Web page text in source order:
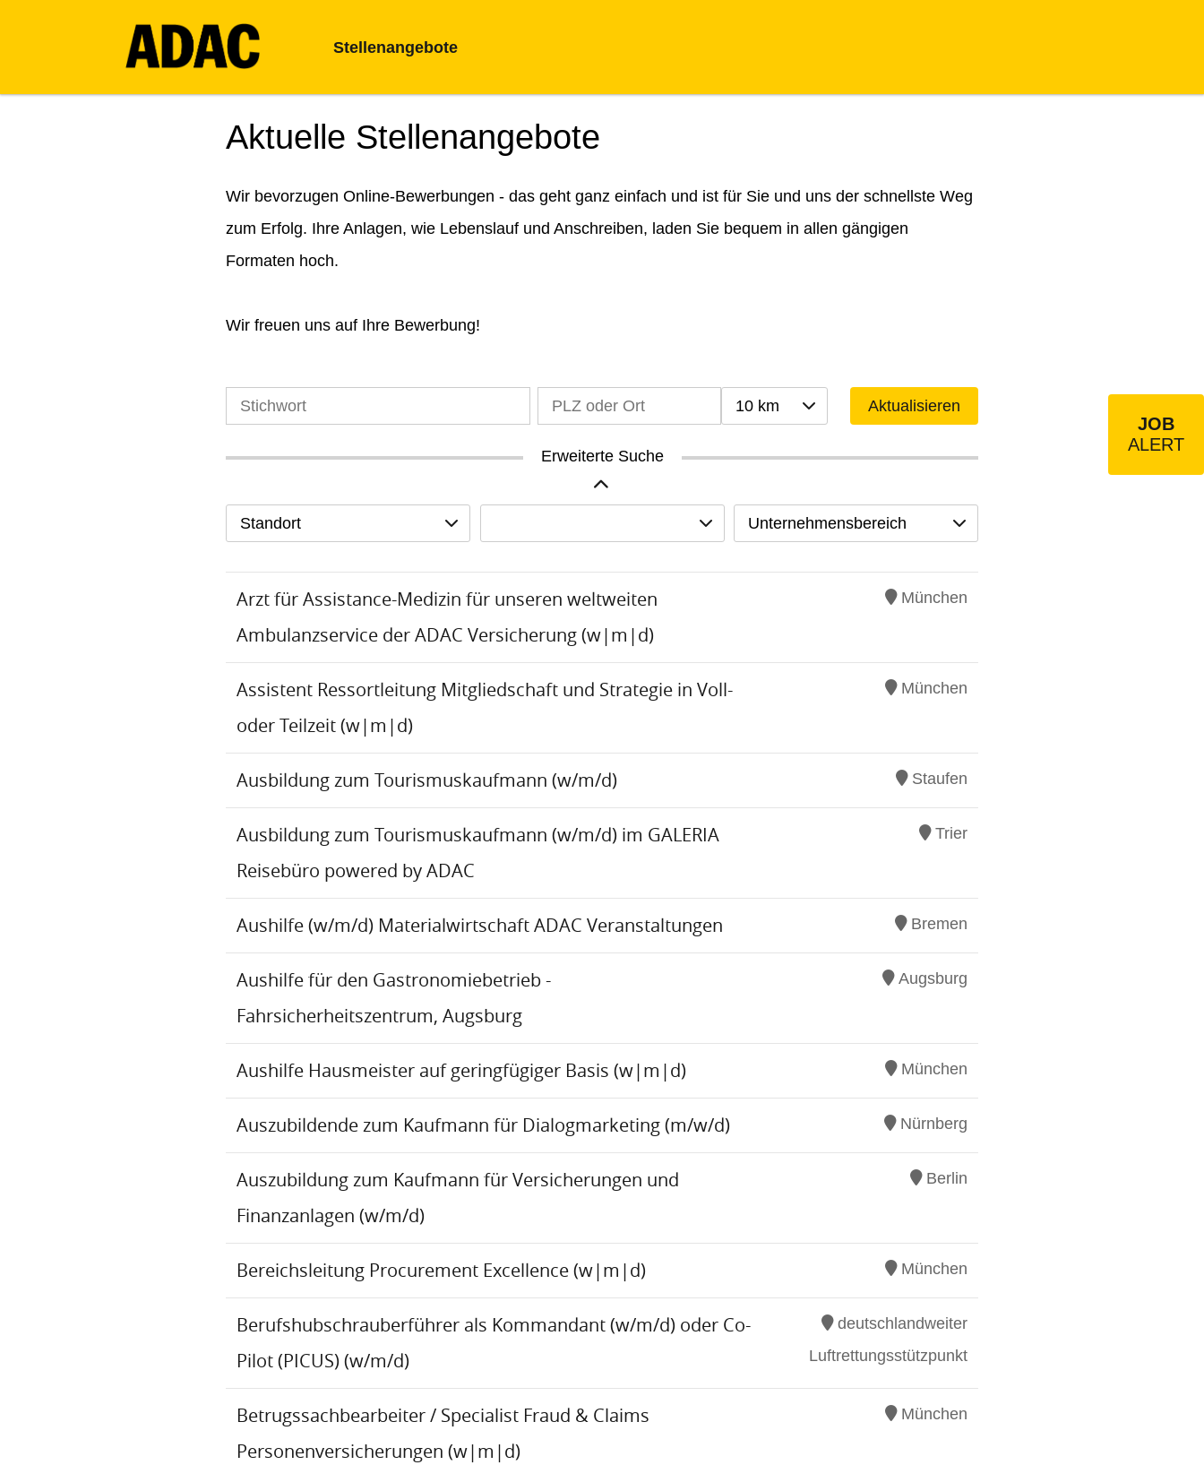
Stellenangebote
Aktuelle Stellenangebote
Wir bevorzugen Online-Bewerbungen - das geht ganz einfach und ist für Sie und uns der schnellste Weg
zum Erfolg. Ihre Anlagen, wie Lebenslauf und Anschreiben, laden Sie bequem in allen gängigen
Formaten hoch.
Wir freuen uns auf Ihre Bewerbung!
10 km Aktualisieren
Erweiterte Suche
Standort Unternehmensbereich
Arzt für Assistance-Medizin für unseren weltweiten
Ambulanzservice der ADAC Versicherung (w|m|d)
München
Assistent Ressortleitung Mitgliedschaft und Strategie in Voll-
oder Teilzeit (w|m|d)
München
Ausbildung zum Tourismuskaufmann (w/m/d) Staufen
Ausbildung zum Tourismuskaufmann (w/m/d) im GALERIA
Reisebüro powered by ADAC
Trier
Aushilfe (w/m/d) Materialwirtschaft ADAC Veranstaltungen Bremen
Aushilfe für den Gastronomiebetrieb -
Fahrsicherheitszentrum, Augsburg
Augsburg
Aushilfe Hausmeister auf geringfügiger Basis (w|m|d) München
Auszubildende zum Kaufmann für Dialogmarketing (m/w/d) Nürnberg
Auszubildung zum Kaufmann für Versicherungen und
Finanzanlagen (w/m/d)
Berlin
Bereichsleitung Procurement Excellence (w|m|d) München
Berufshubschrauberführer als Kommandant (w/m/d) oder Co-
Pilot (PICUS) (w/m/d)
deutschlandweiter
Luftrettungsstützpunkt
Betrugssachbearbeiter / Specialist Fraud & Claims
Personenversicherungen (w|m|d)
München
JOB
ALERT